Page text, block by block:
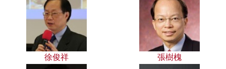
徐俊祥 張樹槐